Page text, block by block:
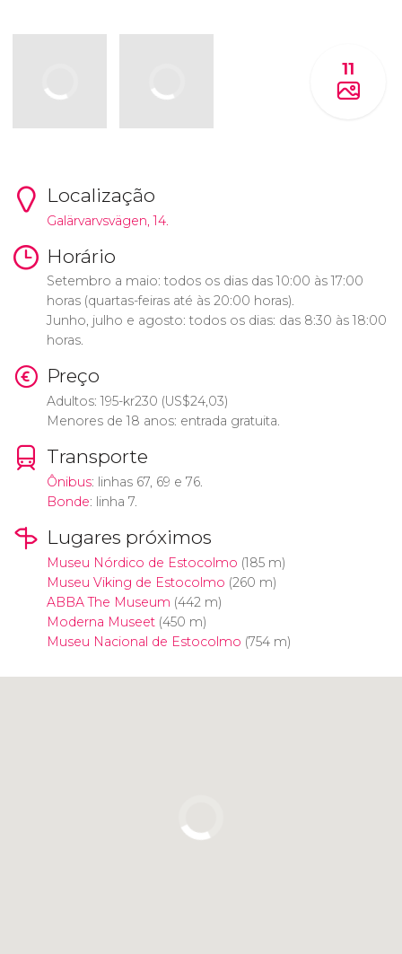
11
Localização
Galärvarvsvägen, 14.
Horário
Setembro a maio: todos os dias das 10:00 às 17:00
horas (quartas-feiras até às 20:00 horas).
Junho, julho e agosto: todos os dias: das 8:30 às 18:00
horas.
Preço
Adultos: 195-kr230 (US$24,03)
Menores de 18 anos: entrada gratuita.
Transporte
Ônibus: linhas 67, 69 e 76.
Bonde: linha 7.
Lugares próximos
Museu Nórdico de Estocolmo (185 m)
Museu Viking de Estocolmo (260 m)
ABBA The Museum (442 m)
Moderna Museet(450 m)
Museu Nacional de Estocolmo (754 m)